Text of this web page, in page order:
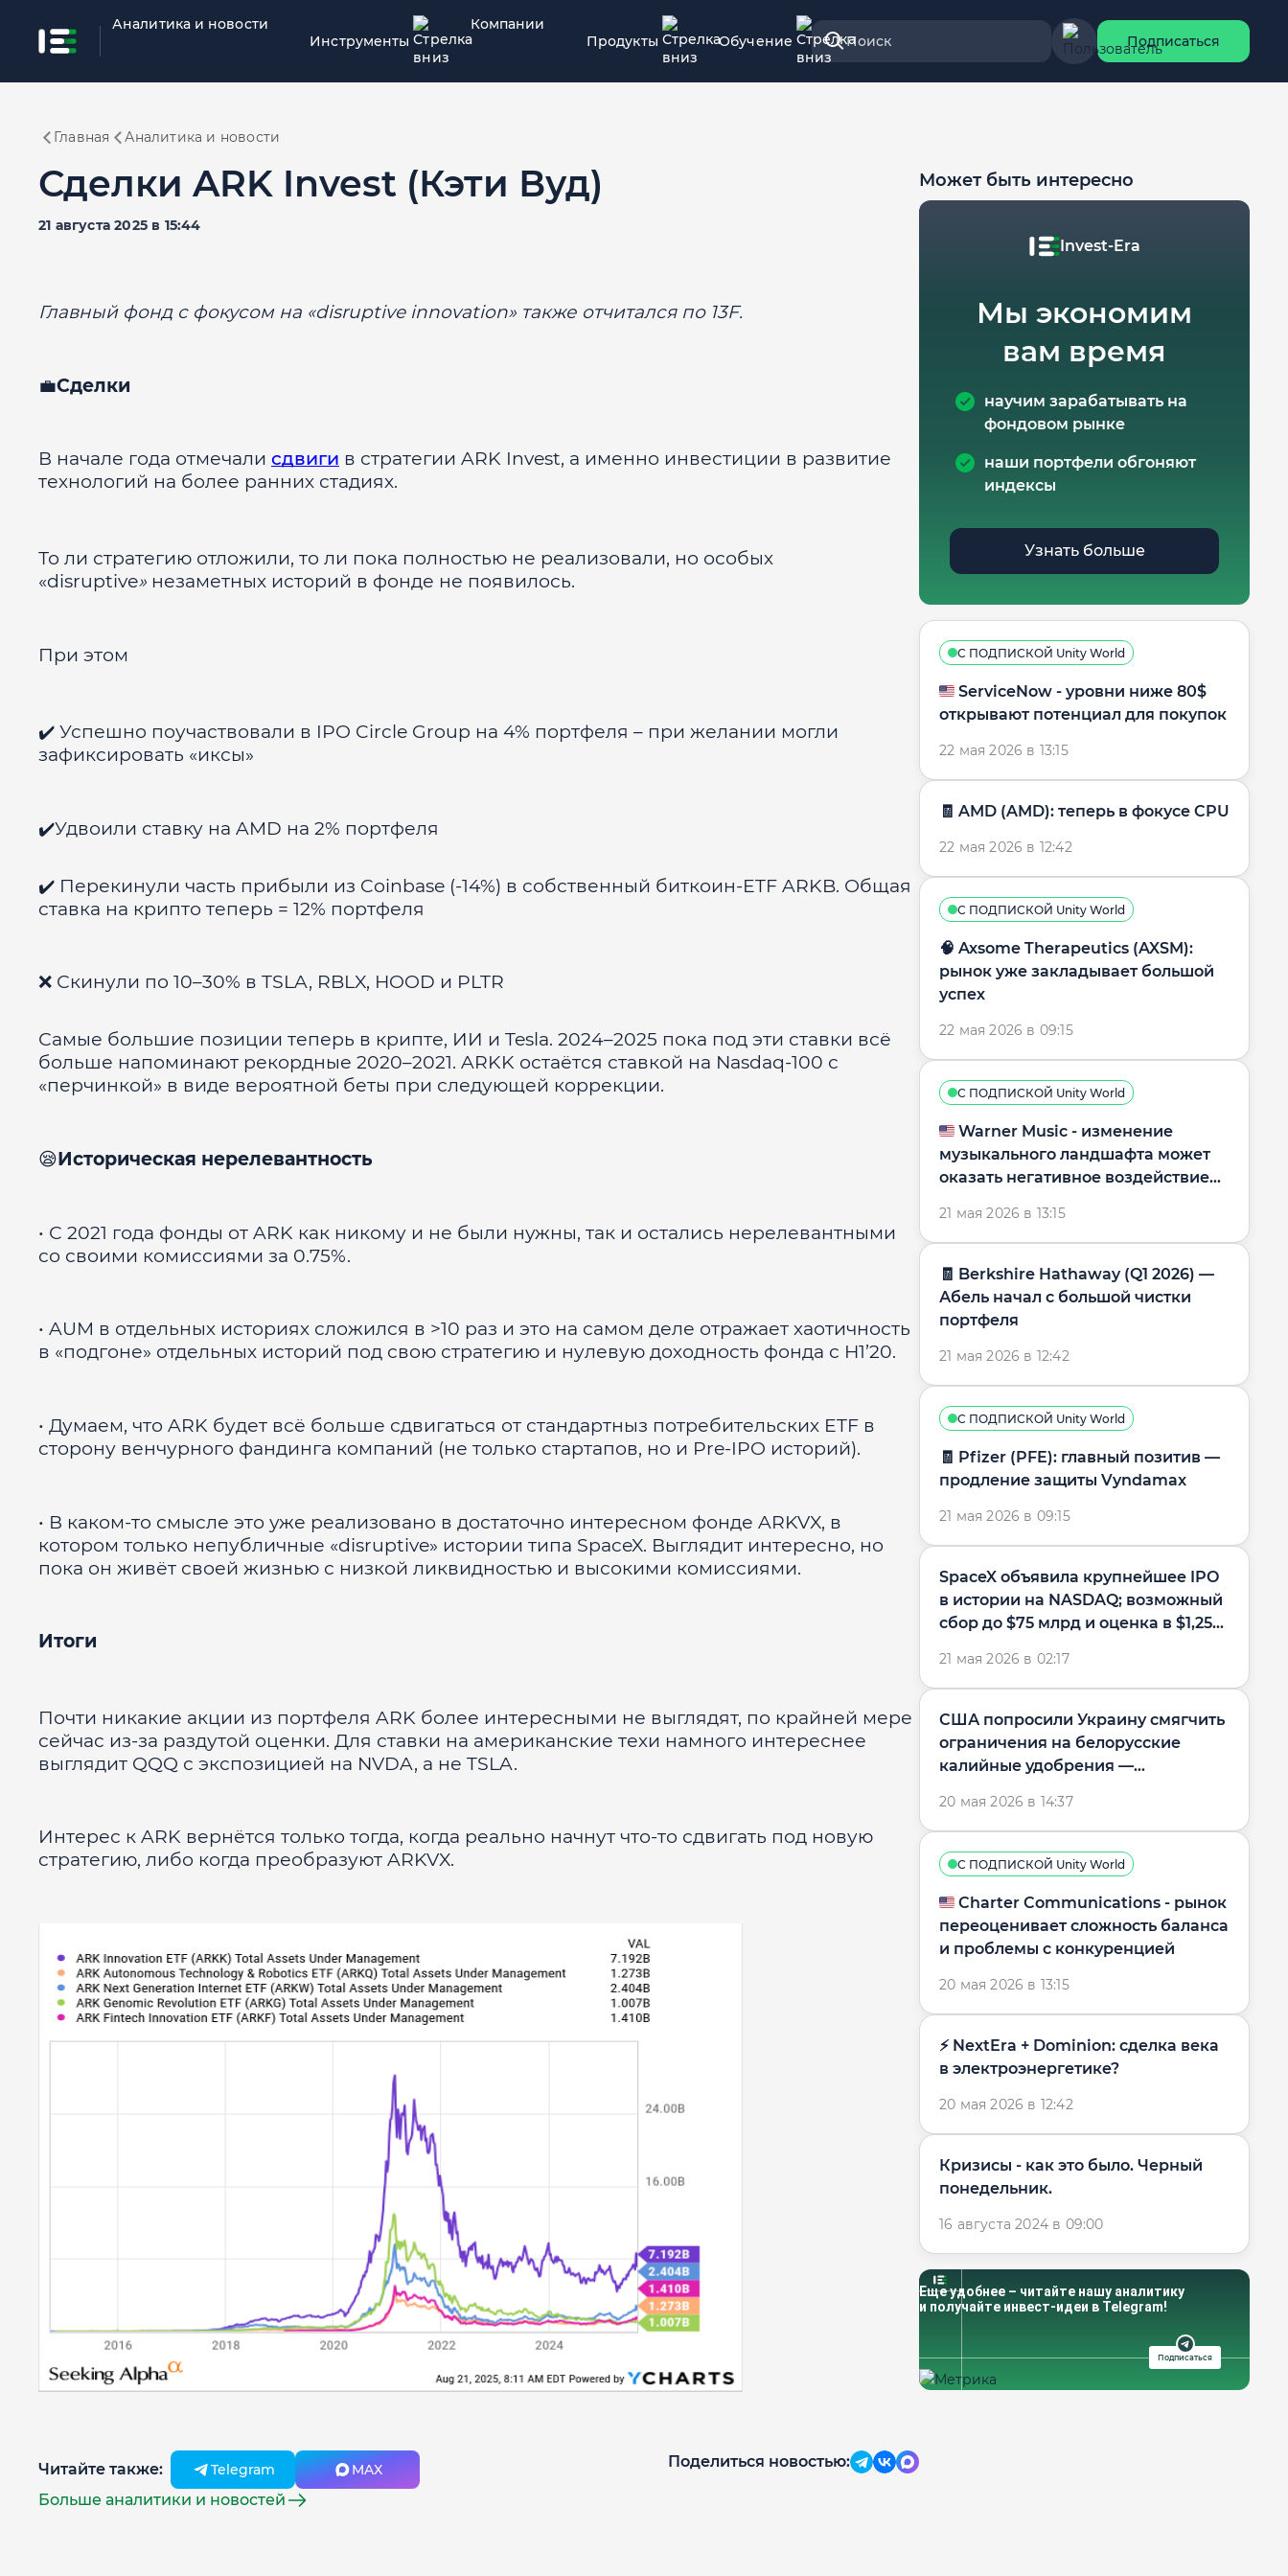
Аналитика и новости
Инструменты
Компании
Продукты
Обучение Поиск Подписаться
Главная Аналитика и новости
Сделки ARK Invest (Кэти Вуд)
21 августа 2025 в 15:44
Главный фонд с фокусом на «disruptive innovation» также отчитался по 13F.
💼Сделки
В начале года отмечали сдвиги в стратегии ARK Invest, а именно инвестиции в развитие
технологий на более ранних стадиях.
То ли стратегию отложили, то ли пока полностью не реализовали, но особых
«disruptive» незаметных историй в фонде не появилось.
При этом
✔️ Успешно поучаствовали в IPO Circle Group на 4% портфеля – при желании могли
зафиксировать «иксы»
✔️Удвоили ставку на AMD на 2% портфеля
✔️ Перекинули часть прибыли из Coinbase (-14%) в собственный биткоин-ETF ARKB. Общая
ставка на крипто теперь = 12% портфеля
❌ Скинули по 10–30% в TSLA, RBLX, HOOD и PLTR
Самые большие позиции теперь в крипте, ИИ и Tesla. 2024–2025 пока под эти ставки всё
больше напоминают рекордные 2020–2021. ARKK остаётся ставкой на Nasdaq-100 с
«перчинкой» в виде вероятной беты при следующей коррекции.
😪Историческая нерелевантность
• С 2021 года фонды от ARK как никому и не были нужны, так и остались нерелевантными
со своими комиссиями за 0.75%.
• AUM в отдельных историях сложился в >10 раз и это на самом деле отражает хаотичность
в «подгоне» отдельных историй под свою стратегию и нулевую доходность фонда с H1’20.
• Думаем, что ARK будет всё больше сдвигаться от стандартныз потребительских ETF в
сторону венчурного фандинга компаний (не только стартапов, но и Pre-IPO историй).
• В каком-то смысле это уже реализовано в достаточно интересном фонде ARKVX, в
котором только непубличные «disruptive» истории типа SpaceX. Выглядит интересно, но
пока он живёт своей жизнью с низкой ликвидностью и высокими комиссиями.
Итоги
Почти никакие акции из портфеля ARK более интересными не выглядят, по крайней мере
сейчас из-за раздутой оценки. Для ставки на американские техи намного интереснее
выглядит QQQ с экспозицией на NVDA, а не TSLA.
Интерес к ARK вернётся только тогда, когда реально начнут что-то сдвигать под новую
стратегию, либо когда преобразуют ARKVX.
Читайте также: Telegram MAX
Больше аналитики и новостей
Поделиться новостью:
Может быть интересно
Invest-Era
Мы экономим
вам время
научим зарабатывать на
фондовом рынке
наши портфели обгоняют
индексы
Узнать больше
С ПОДПИСКОЙ Unity World
🇺🇸 ServiceNow - уровни ниже 80$
открывают потенциал для покупок
22 мая 2026 в 13:15
🧾 AMD (AMD): теперь в фокусе CPU
22 мая 2026 в 12:42
С ПОДПИСКОЙ Unity World
🧠 Axsome Therapeutics (AXSM):
рынок уже закладывает большой
успех
22 мая 2026 в 09:15
С ПОДПИСКОЙ Unity World
🇺🇸 Warner Music - изменение
музыкального ландшафта может
оказать негативное воздействие
21 мая 2026 в 13:15
🧾 Berkshire Hathaway (Q1 2026) —
Абель начал с большой чистки
портфеля
21 мая 2026 в 12:42
С ПОДПИСКОЙ Unity World
🧾 Pfizer (PFE): главный позитив —
продление защиты Vyndamax
21 мая 2026 в 09:15
SpaceX объявила крупнейшее IPO
в истории на NASDAQ; возможный
сбор до $75 млрд и оценка в $1,25...
21 мая 2026 в 02:17
США попросили Украину смягчить
ограничения на белорусские
калийные удобрения —
20 мая 2026 в 14:37
С ПОДПИСКОЙ Unity World
🇺🇸 Charter Communications - рынок
переоценивает сложность баланса
и проблемы с конкуренцией
20 мая 2026 в 13:15
⚡️ NextEra + Dominion: сделка века
в электроэнергетике?
20 мая 2026 в 12:42
Кризисы - как это было. Черный
понедельник.
16 августа 2024 в 09:00
Еще удобнее – читайте нашу аналитику
и получайте инвест-идеи в Telegram!
Подписаться